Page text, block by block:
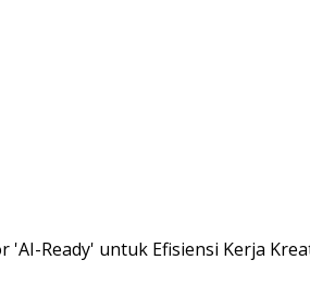
'AI-Ready' untuk Efisiensi Kerja